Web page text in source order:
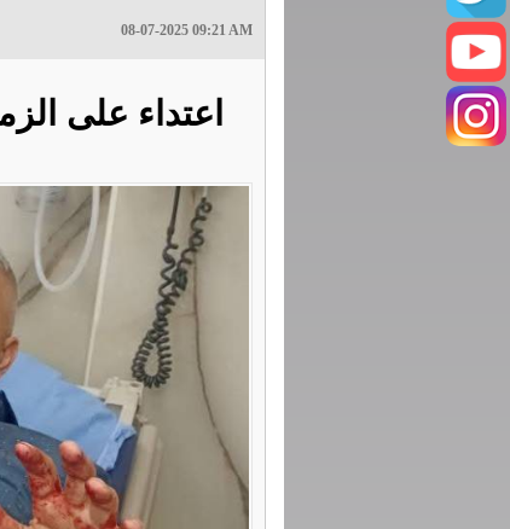
08-07-2025 09:21 AM
اعتداء على